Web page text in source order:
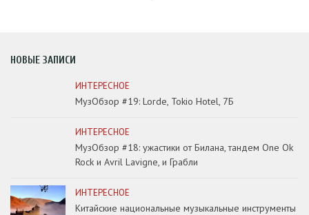
НОВЫЕ ЗАПИСИ
ИНТЕРЕСНОЕ
МузОбзор #19: Lorde, Tokio Hotel, 7Б
ИНТЕРЕСНОЕ
МузОбзор #18: ужастики от Билана, тандем One Ok
Rock и Avril Lavigne, и Грабли
ИНТЕРЕСНОЕ
Китайские национальные музыкальные инструменты